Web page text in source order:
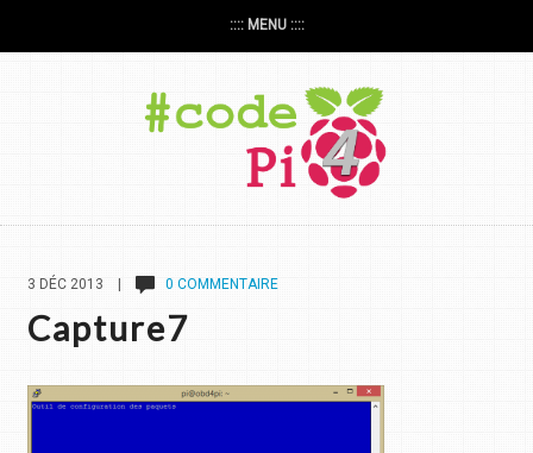
:::: MENU ::::
3 DÉC 2013 | 0 COMMENTAIRE
Capture7